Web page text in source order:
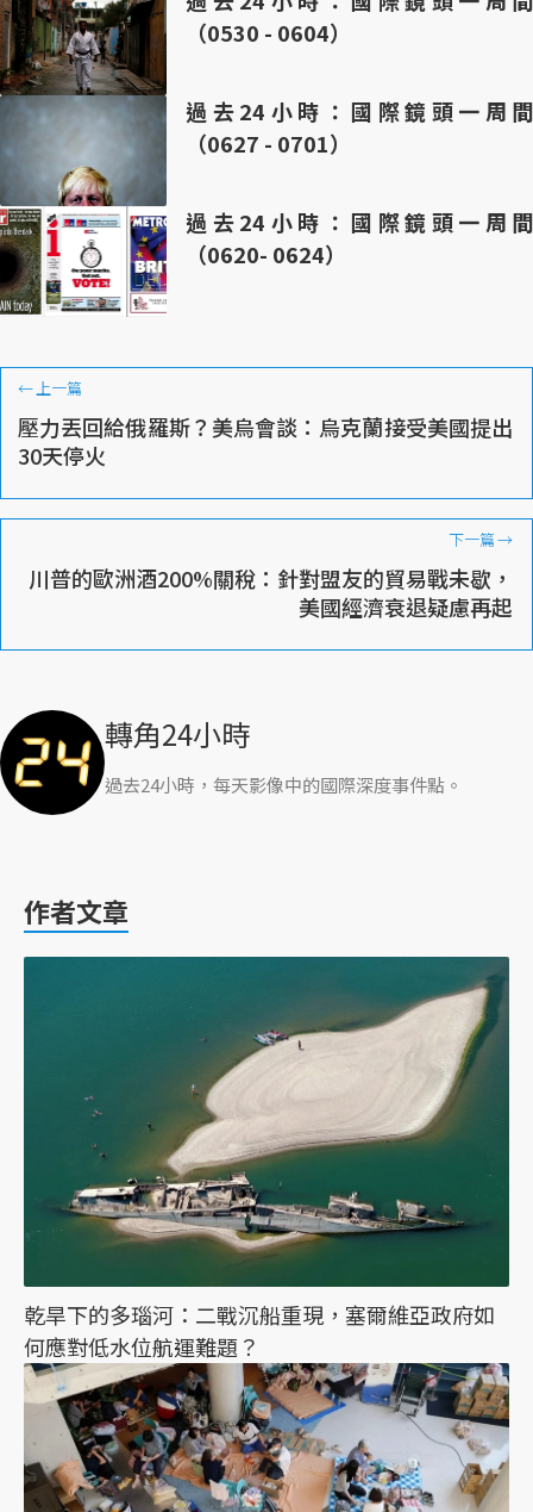
（0530 - 0604）
過去24小時：國際鏡頭一周間
（0627 - 0701）
過去24小時：國際鏡頭一周間
（0620- 0624）
←上一篇
壓力丟回給俄羅斯？美烏會談：烏克蘭接受美國提出
30天停火
下一篇→
川普的歐洲酒200%關稅：針對盟友的貿易戰未歇，
美國經濟衰退疑慮再起
轉角24小時
過去24小時，每天影像中的國際深度事件點。
作者文章
乾旱下的多瑙河：二戰沉船重現，塞爾維亞政府如
何應對低水位航運難題？